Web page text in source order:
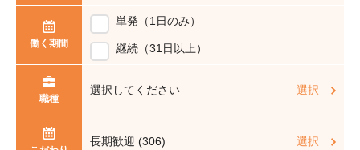
働く期間
単発（1日のみ）
継続（31日以上）
職種
選択してください 選択
長期歓迎 (306) 選択